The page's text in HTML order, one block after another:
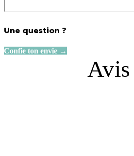
Une question ?
Confie ton envie →
Avis